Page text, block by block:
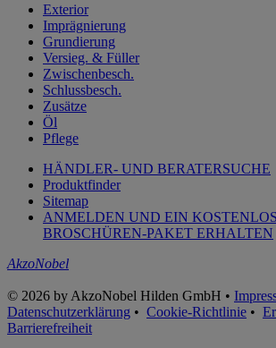
Exterior
Imprägnierung
Grundierung
Versieg. & Füller
Zwischenbesch.
Schlussbesch.
Zusätze
Öl
Pflege
HÄNDLER- UND BERATERSUCHE
Produktfinder
Sitemap
ANMELDEN UND EIN
BROSCHÜREN-PAKET ERHALTEN
AkzoNobel
© 2026 by AkzoNobel Hilden GmbH •
Datenschutzerklärung • Cookie-Richtlinie •
Barrierefreiheit